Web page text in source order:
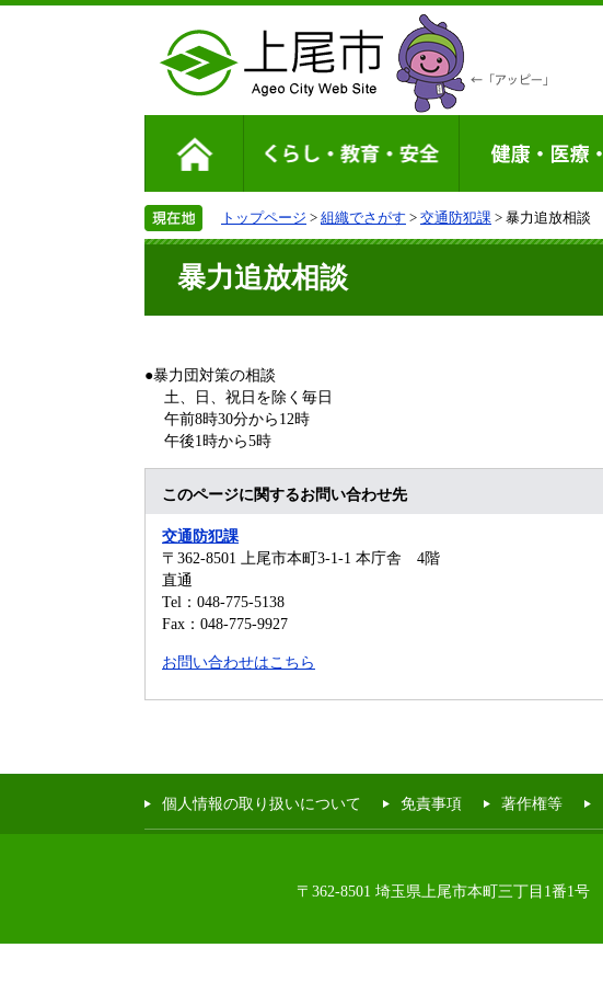
トップページ > 組織でさがす > 交通防犯課 > 暴力追放相談
暴力追放相談
●暴力団対策の相談
土、日、祝日を除く毎日
午前8時30分から12時
午後1時から5時
このページに関するお問い合わせ先
交通防犯課
〒362-8501 上尾市本町3-1-1 本庁舎 4階
直通
Tel：048-775-5138
Fax：048-775-9927
お問い合わせはこちら
個人情報の取り扱いについて 免責事項 著作権等
〒362-8501 埼玉県上尾市本町三丁目1番1号